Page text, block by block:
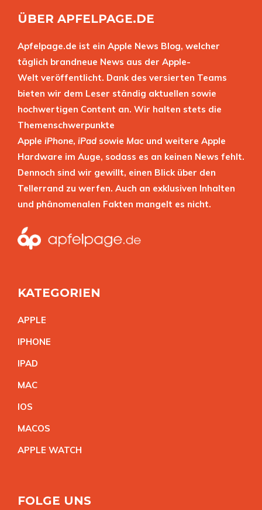
ÜBER APFELPAGE.DE
Apfelpage.de ist ein Apple News Blog, welcher
täglich brandneue News aus der Apple-
Welt veröffentlicht. Dank des versierten Teams
bieten wir dem Leser ständig aktuellen sowie
hochwertigen Content an. Wir halten stets die
Themenschwerpunkte
Apple iPhone, iPad sowie Mac und weitere Apple
Hardware im Auge, sodass es an keinen News fehlt.
Dennoch sind wir gewillt, einen Blick über den
Tellerrand zu werfen. Auch an exklusiven Inhalten
und phänomenalen Fakten mangelt es nicht.
KATEGORIEN
APPLE
IPHONE
IPAD
MAC
IOS
MACOS
APPLE WATCH
FOLGE UNS